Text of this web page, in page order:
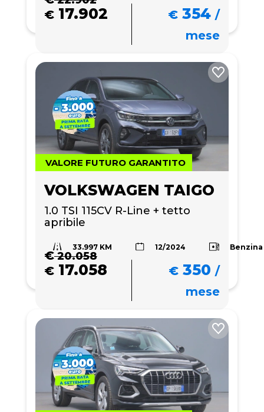
€ 17.902 € 354 /
mese
VALORE FUTURO GARANTITO
VOLKSWAGEN TAIGO
1.0 TSI 115CV R-Line + tetto
apribile
33.997 KM 12/2024 Benzina
€20.058
€ 17.058 € 350 /
mese